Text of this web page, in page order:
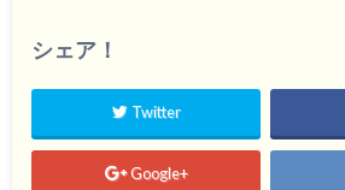
シェア！
Twitter
Google+